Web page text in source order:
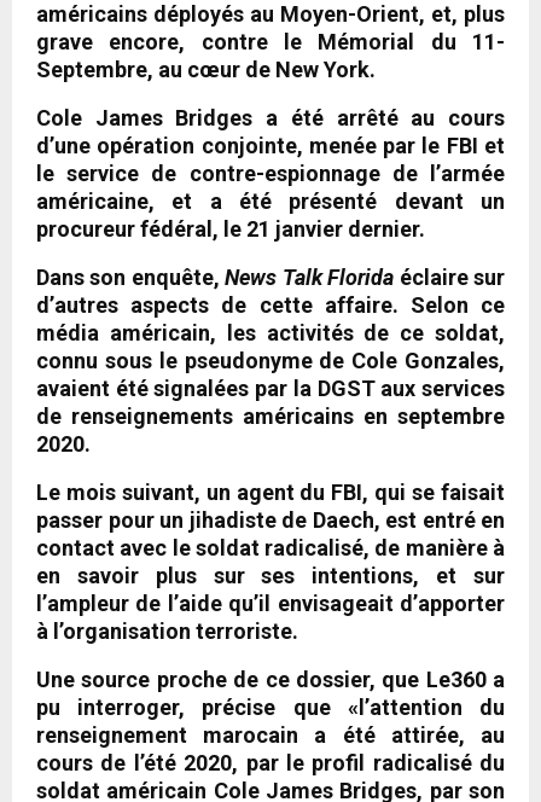
américains déployés au Moyen-Orient, et, plus
grave encore, contre le Mémorial du 11-
Septembre, au cœur de New York.
Cole James Bridges a été arrêté au cours
d’une opération conjointe, menée par le FBI et
le service de contre-espionnage de l’armée
américaine, et a été présenté devant un
procureur fédéral, le 21 janvier dernier.
Dans son enquête, News Talk Florida éclaire sur
d’autres aspects de cette affaire. Selon ce
média américain, les activités de ce soldat,
connu sous le pseudonyme de Cole Gonzales,
avaient été signalées par la DGST aux services
de renseignements américains en septembre
2020.
Le mois suivant, un agent du FBI, qui se faisait
passer pour un jihadiste de Daech, est entré en
contact avec le soldat radicalisé, de manière à
en savoir plus sur ses intentions, et sur
l’ampleur de l’aide qu’il envisageait d’apporter
à l’organisation terroriste.
Une source proche de ce dossier, que Le360 a
pu interroger, précise que «l’attention du
renseignement marocain a été attirée, au
cours de l’été 2020, par le profil radicalisé du
soldat américain Cole James Bridges, par son